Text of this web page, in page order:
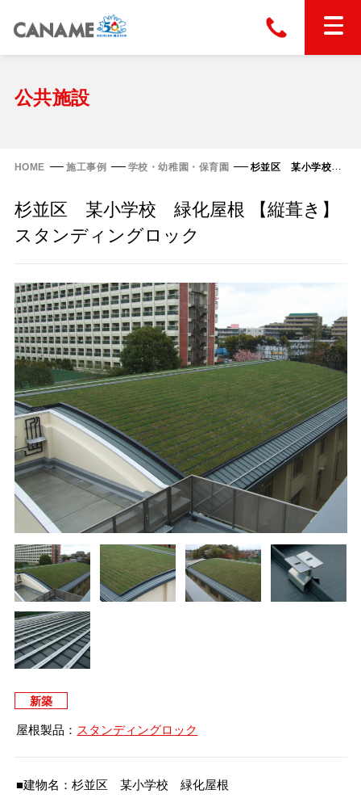
ホーム
縦葺き屋根
スタンディングロック
フリーハットⅡ型
FHR-2000
フラットライン
エコウェーブ
横葺き屋根
タイマルーフ M型
タイマルーフ F25
タイマルーフ T型
カナメ一文字葺き
金属瓦
カナメルーフ
洋瓦王(ヨウガオウ)
通気断熱工法
Vi65
Vi65 PLUS
Vi75・Vi125
Viカバー50
換気棟システム
換気棟システム
デザイン軒樋
カナメシャープ樋
屋根の改修
技術情報
ダウンロード
お問い合わせ
公共施設
HOME 施工事例 学校・幼稚園・保育園 杉並区 某小学校 緑化屋根 【縦葺き】スタンディングロック
杉並区 某小学校 緑化屋根 【縦葺き】
スタンディングロック
新築
屋根製品： スタンディングロック
■建物名：杉並区 某小学校 緑化屋根